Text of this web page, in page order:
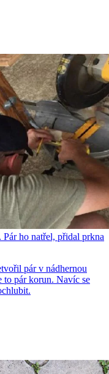
Pár ho natřel, přidal prkna
pár v nádhernou
pár korun. Navíc se